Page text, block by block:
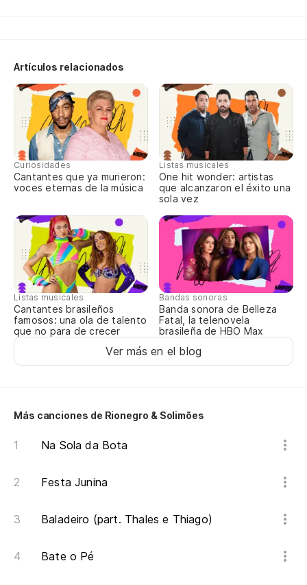
Artículos relacionados
Curiosidades
Cantantes que ya murieron:
voces eternas de la música
Listas musicales
One hit wonder: artistas
que alcanzaron el éxito una
sola vez
Listas musicales
Cantantes brasileños
famosos: una ola de talento
que no para de crecer
Bandas sonoras
Banda sonora de Belleza
Fatal, la telenovela
brasileña de HBO Max
Ver más en el blog
Más canciones de Rionegro & Solimões
Na Sola da Bota
Festa Junina
Baladeiro (part. Thales e Thiago)
Bate o Pé